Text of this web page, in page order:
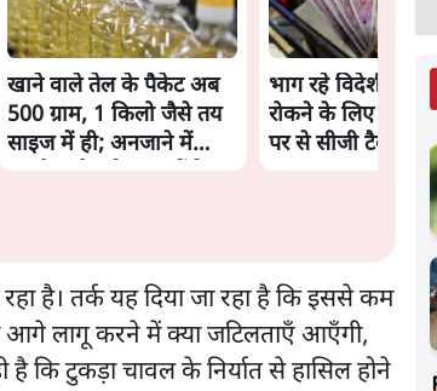
खाने वाले तेल के पैकेट अब
500 ग्राम, 1 किलो जैसे तय
साइज में ही; अनजाने में
भाग रहे विदेशी
रोकने के लिए सरकार
पर से सीजी टैक्स
है। तर्क यह दिया जा रहा है कि इससे कम
आगे लागू करने में क्या जटिलताएँ आएँगी,
कि टुकड़ा चावल के निर्यात से हासिल होने